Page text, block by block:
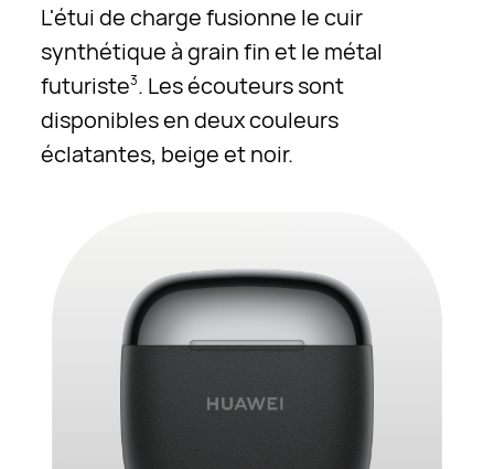
L'étui de charge fusionne le cuir
synthétique à grain fin et le métal
futuriste3. Les écouteurs sont
disponibles en deux couleurs
éclatantes, beige et noir.